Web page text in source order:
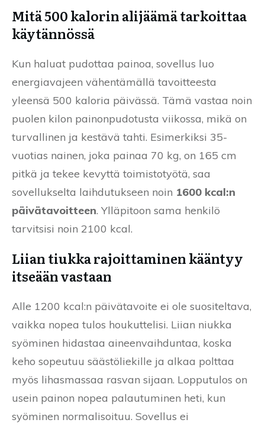
Mitä 500 kalorin alijäämä tarkoittaa
käytännössä
Kun haluat pudottaa painoa, sovellus luo
energiavajeen vähentämällä tavoitteesta
yleensä 500 kaloria päivässä. Tämä vastaa noin
puolen kilon painonpudotusta viikossa, mikä on
turvallinen ja kestävä tahti. Esimerkiksi 35-
vuotias nainen, joka painaa 70 kg, on 165 cm
pitkä ja tekee kevyttä toimistotyötä, saa
sovellukselta laihdutukseen noin 1600 kcal:n
päivätavoitteen. Ylläpitoon sama henkilö
tarvitsisi noin 2100 kcal.
Liian tiukka rajoittaminen kääntyy
itseään vastaan
Alle 1200 kcal:n päivätavoite ei ole suositeltava,
vaikka nopea tulos houkuttelisi. Liian niukka
syöminen hidastaa aineenvaihduntaa, koska
keho sopeutuu säästöliekille ja alkaa polttaa
myös lihasmassaa rasvan sijaan. Lopputulos on
usein painon nopea palautuminen heti, kun
syöminen normalisoituu. Sovellus ei